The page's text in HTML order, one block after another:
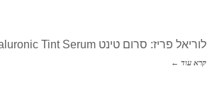
לוריאל פריז: סרום טינט Hyaluronic Tint Serum
קרא עוד ←